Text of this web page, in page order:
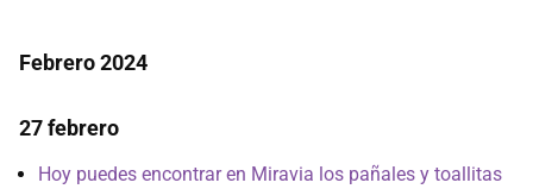
Febrero 2024
27 febrero
Hoy puedes encontrar en Miravia los pañales y toallitas